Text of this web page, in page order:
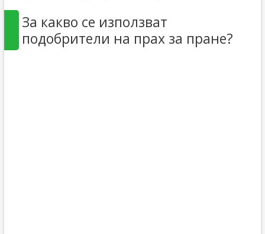
За какво се използват
подобрители на прах за пране?